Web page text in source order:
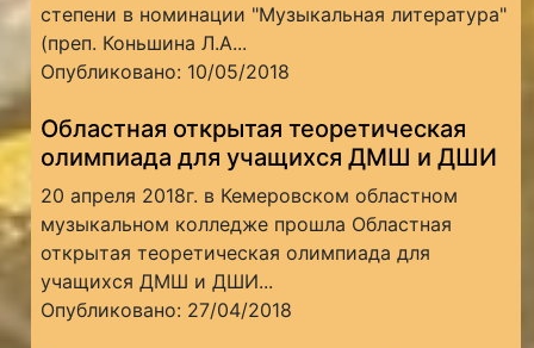
степени в номинации "Музыкальная литература"
(преп. Коньшина Л.А...
Опубликовано: 10/05/2018
Областная открытая теоретическая
олимпиада для учащихся ДМШ и ДШИ
20 апреля 2018г. в Кемеровском областном
музыкальном колледже прошла Областная
открытая теоретическая олимпиада для
учащихся ДМШ и ДШИ...
Опубликовано: 27/04/2018